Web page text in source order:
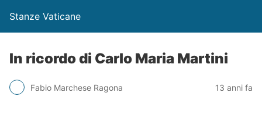
Stanze Vaticane
In ricordo di Carlo Maria Martini
Fabio Marchese Ragona 13 anni fa